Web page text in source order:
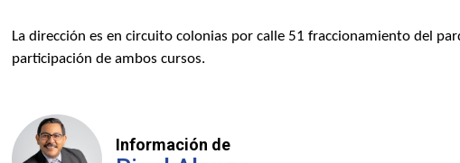
La dirección es en circuito colonias por calle 51 fraccionamiento del
participación de ambos cursos.
Información de